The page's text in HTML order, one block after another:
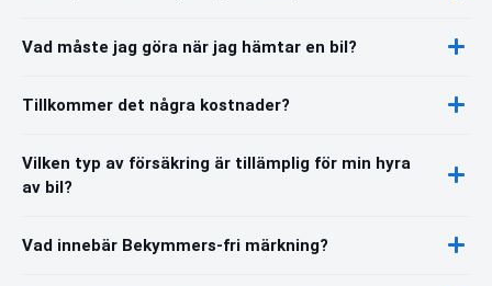
Vad måste jag göra när jag hämtar en bil?
Tillkommer det några kostnader?
Vilken typ av försäkring är tillämplig för min hyra
av bil?
Vad innebär Bekymmers-fri märkning?